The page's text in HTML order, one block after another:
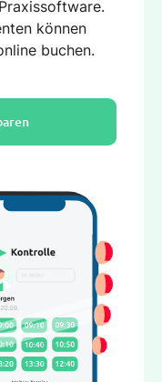
können
buchen.